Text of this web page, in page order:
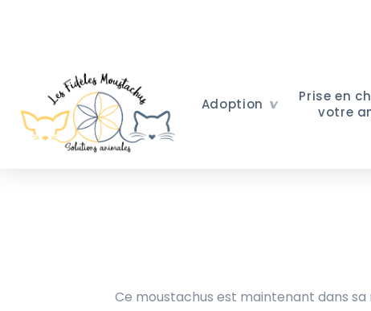
Adoption
Prise en
votre
Ce moustachus est maintenant dans